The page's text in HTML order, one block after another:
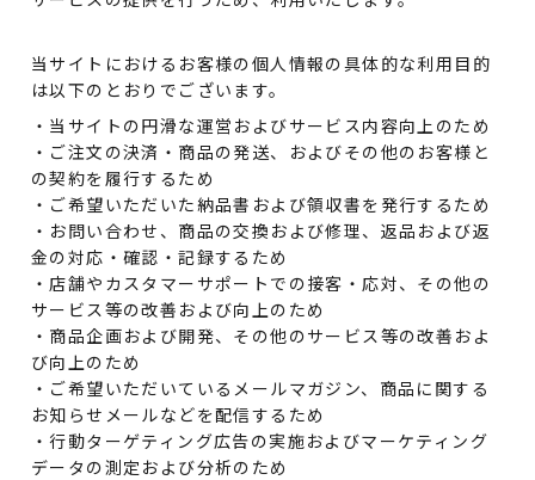
当サイトにおけるお客様の個人情報の具体的な利用目的
は以下のとおりでございます。
・当サイトの円滑な運営およびサービス内容向上のため
・ご注文の決済・商品の発送、およびその他のお客様と
の契約を履行するため
・ご希望いただいた納品書および領収書を発行するため
・お問い合わせ、商品の交換および修理、返品および返
金の対応・確認・記録するため
・店舗やカスタマーサポートでの接客・応対、その他の
サービス等の改善および向上のため
・商品企画および開発、その他のサービス等の改善およ
び向上のため
・ご希望いただいているメールマガジン、商品に関する
お知らせメールなどを配信するため
・行動ターゲティング広告の実施およびマーケティング
データの測定および分析のため